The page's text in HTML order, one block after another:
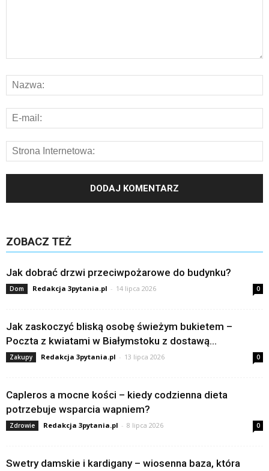
ZOBACZ TEŻ
Jak dobrać drzwi przeciwpożarowe do budynku?
Dom Redakcja 3pytania.pl - 14 lipca 2026 0
Jak zaskoczyć bliską osobę świeżym bukietem –
Poczta z kwiatami w Białymstoku z dostawą...
Zakupy Redakcja 3pytania.pl - 13 lipca 2026 0
Capleros a mocne kości – kiedy codzienna dieta
potrzebuje wsparcia wapniem?
Zdrowie Redakcja 3pytania.pl - 8 lipca 2026 0
Swetry damskie i kardigany – wiosenna baza, która